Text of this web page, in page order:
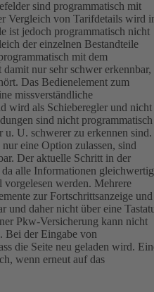
sind programmatisch mit
Vergleich von Tarifdetails wird
ist jedoch programmatisch nicht
der einzelnen Bestandteile
mit dem
nur sehr schwer erkennbar,
Das Bedienelement zum
missverständliche
wird als Schieberegler und nicht
sind nicht programmatisch
u. U. schwerer zu erkennen sind.
eine Option zulassen, sind
Der aktuelle Schritt in der
alle Informationen gleichwertig
vorgelesen werden. Mehrere
zur Fortschrittsanzeige und
und daher nicht über eine
Pkw-Versicherung kann nicht
Bei der Eingabe von
die Seite neu geladen wird.
wenn erneut auf das